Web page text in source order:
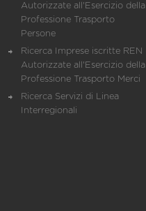
Autorizzate all'Esercizio della
Professione Trasporto
Persone
Ricerca Imprese iscritte REN
Autorizzate all'Esercizio della
Professione Trasporto Merci
Ricerca Servizi di Linea
Interregionali